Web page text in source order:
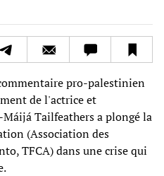
pro-palestinien
de l'actrice et
Tailfeathers a plongé la
(Association des
TFCA) dans une crise qui